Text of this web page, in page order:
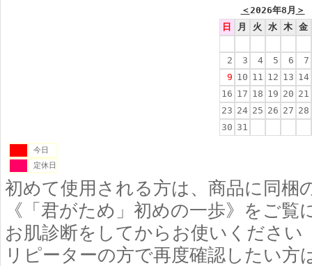
＜2026年8月 ＞
日
月 火 水 木 金
2 3 4 5 6
7
9 10 11 12 13 14
16 17 18 19 20 21
23 24 25 26 27 28
30 31
今日
定休日
初めて使用される方は、商品に同梱
《「君がため」初めの一歩》をご覧
お肌診断をしてからお使いください
リピーターの方で再度確認したい方